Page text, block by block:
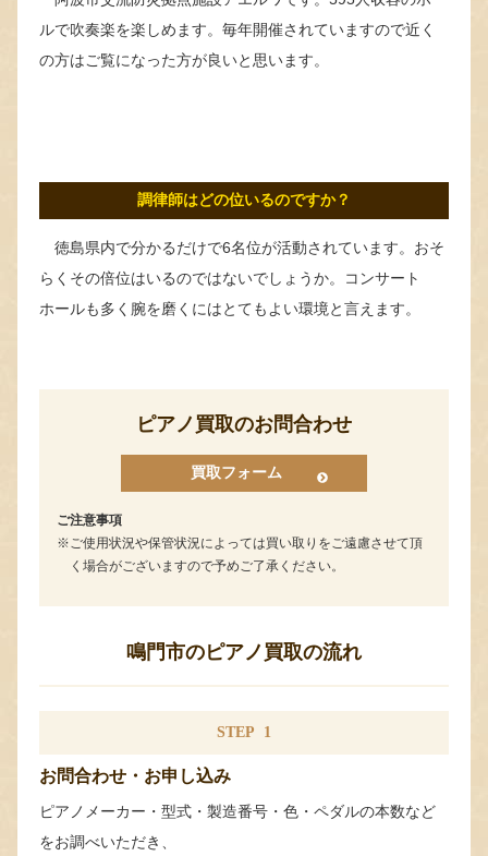
ルで吹奏楽を楽しめます。毎年開催されていますので近く
の方はご覧になった方が良いと思います。
調律師はどの位いるのですか？
徳島県内で分かるだけで6名位が活動されています。おそ
らくその倍位はいるのではないでしょうか。コンサート
ホールも多く腕を磨くにはとてもよい環境と言えます。
ピアノ買取のお問合わせ
買取フォーム
ご注意事項
ご使用状況や保管状況によっては買い取りをご遠慮させて頂
く場合がございますので予めご了承ください。
鳴門市のピアノ買取の流れ
STEP 1
お問合わせ・お申し込み
ピアノメーカー・型式・製造番号・色・ペダルの本数など
をお調べいただき、